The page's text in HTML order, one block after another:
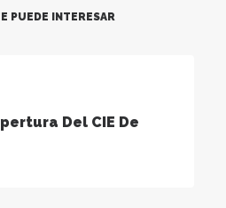
PUEDE INTERESAR
Del CIE De